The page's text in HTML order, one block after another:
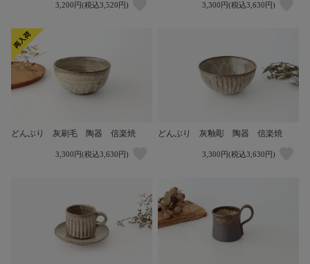
3,200円(税込3,520円) 3,300円(税込3,630円)
どんぶり 灰刷毛 陶器 信楽焼
3,300円(税込3,630円)
どんぶり 灰釉彫 陶器 信楽焼
3,300円(税込3,630円)